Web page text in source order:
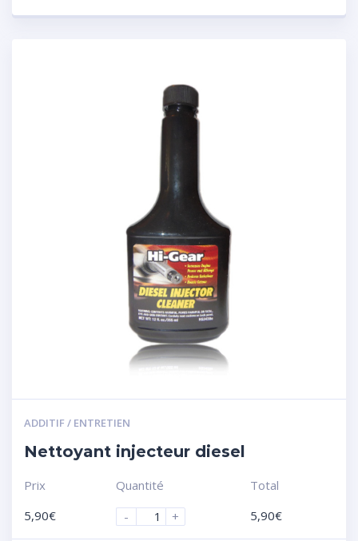
ADDITIF / ENTRETIEN
Nettoyant injecteur diesel
Prix
5,90€
Quantité
-
+
Total
5,90€